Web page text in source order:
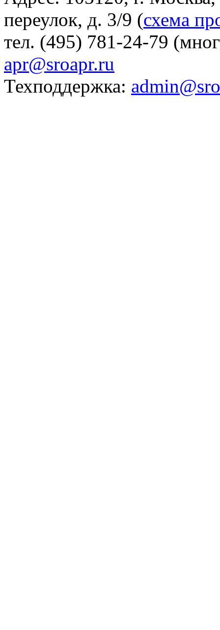
переулок, д. 3/9 (схема
тел. (495) 781-24-79
apr@sroapr.ru
Техподдержка: